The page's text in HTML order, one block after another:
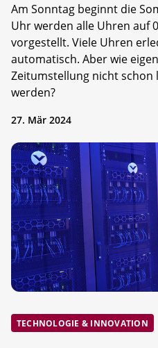
Am Sonntag beginnt die
Uhr werden alle Uhren auf
vorgestellt. Viele Uhren
automatisch. Aber wie
Zeitumstellung nicht schon
werden?
27. Mär 2024
TECHNOLOGIE & INNOVATION